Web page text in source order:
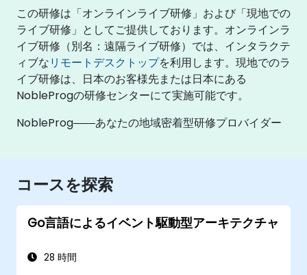
この研修は「オンラインライブ研修」および「現地での
ライブ研修」としてご提供しております。オンラインラ
イブ研修（別名：遠隔ライブ研修）では、インタラクテ
ィブなリモートデスクトップを利用します。現地でのラ
イブ研修は、日本のお客様先または日本にある
NobleProgの研修センターにて実施可能です。
NobleProg――あなたの地域密着型研修プロバイダー
コースを探索
Go言語によるイベント駆動型アーキテクチャ
28 時間